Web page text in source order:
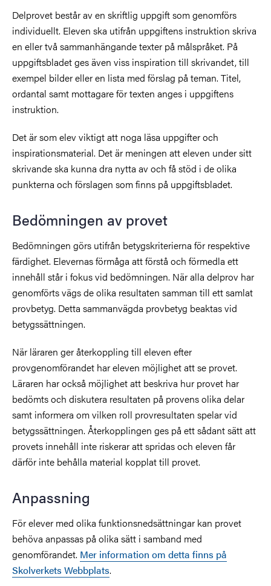
Delprovet består av en skriftlig uppgift som genomförs
individuellt. Eleven ska utifrån uppgiftens instruktion skriva
en eller två sammanhängande texter på målspråket. På
uppgiftsbladet ges även viss inspiration till skrivandet, till
exempel bilder eller en lista med förslag på teman. Titel,
ordantal samt mottagare för texten anges i uppgiftens
instruktion.
Det är som elev viktigt att noga läsa uppgifter och
inspirationsmaterial. Det är meningen att eleven under sitt
skrivande ska kunna dra nytta av och få stöd i de olika
punkterna och förslagen som finns på uppgiftsbladet.
Bedömningen av provet
Bedömningen görs utifrån betygskriterierna för respektive
färdighet. Elevernas förmåga att förstå och förmedla ett
innehåll står i fokus vid bedömningen. När alla delprov har
genomförts vägs de olika resultaten samman till ett samlat
provbetyg. Detta sammanvägda provbetyg beaktas vid
betygssättningen.
När läraren ger återkoppling till eleven efter
provgenomförandet har eleven möjlighet att se provet.
Läraren har också möjlighet att beskriva hur provet har
bedömts och diskutera resultaten på provens olika delar
samt informera om vilken roll provresultaten spelar vid
betygssättningen. Återkopplingen ges på ett sådant sätt att
provets innehåll inte riskerar att spridas och eleven får
därför inte behålla material kopplat till provet.
Anpassning
För elever med olika funktionsnedsättningar kan provet
behöva anpassas på olika sätt i samband med
genomförandet. Mer information om detta finns på
Skolverkets Webbplats.